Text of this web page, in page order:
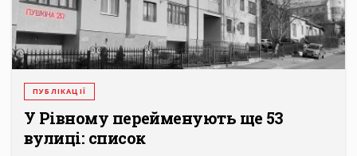
ПУБЛІКАЦІЇ
У Рівному перейменують ще 53
вулиці: список